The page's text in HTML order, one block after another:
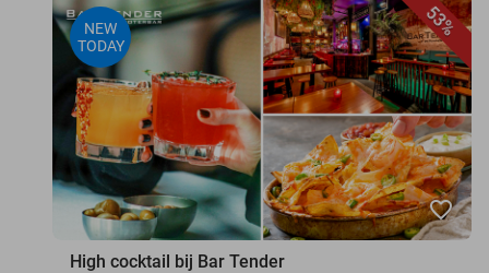
53%
NEW
TODAY
favorite_border
High cocktail bij Bar Tender